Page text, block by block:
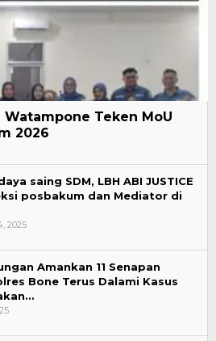
Teken MoU
2026
saing SDM, LBH ABI JUSTICE
posbakum dan Mediator di
2025
Amankan 11 Senapan
Bone Terus Dalami Kasus